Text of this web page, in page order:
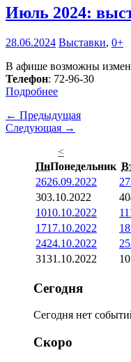
Июль 2024:
28.06.2024 Выставки, 0+
В афише возможны
Телефон: 72-96-30
Подробнее
← Предыдущая
Следующая →
<
ПнПонедельник
2626.09.2022 27
303.10.2022 4
1010.10.2022 11
1717.10.2022 18
2424.10.2022 25
3131.10.2022 1
Сегодня
Сегодня нет
Скоро